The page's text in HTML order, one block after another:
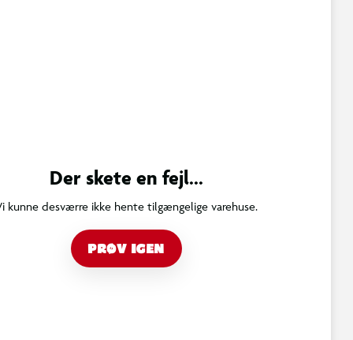
Der skete en fejl...
kunne desværre ikke hente tilgængelige varehuse.
PRØV IGEN